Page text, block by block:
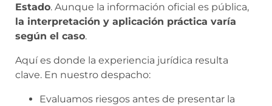
Estado. Aunque la información oficial es pública,
la interpretación y aplicación práctica varía
según el caso.
Aquí es donde la experiencia jurídica resulta
clave. En nuestro despacho:
Evaluamos riesgos antes de presentar la